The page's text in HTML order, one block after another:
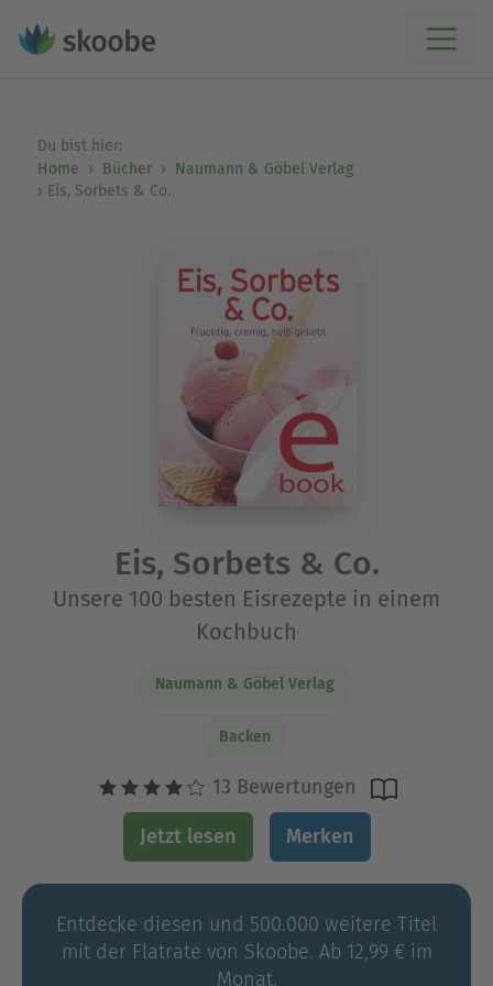
Du bist hier:
Home
Bücher
Naumann & Göbel Verlag
Eis, Sorbets & Co.
Eis, Sorbets & Co.
Unsere 100 besten Eisrezepte in einem
Kochbuch
Naumann & Göbel Verlag
Backen
13 Bewertungen
Jetzt lesen Merken
Entdecke diesen und 500.000 weitere Titel
mit der Flatrate von Skoobe. Ab 12,99 € im
Monat.